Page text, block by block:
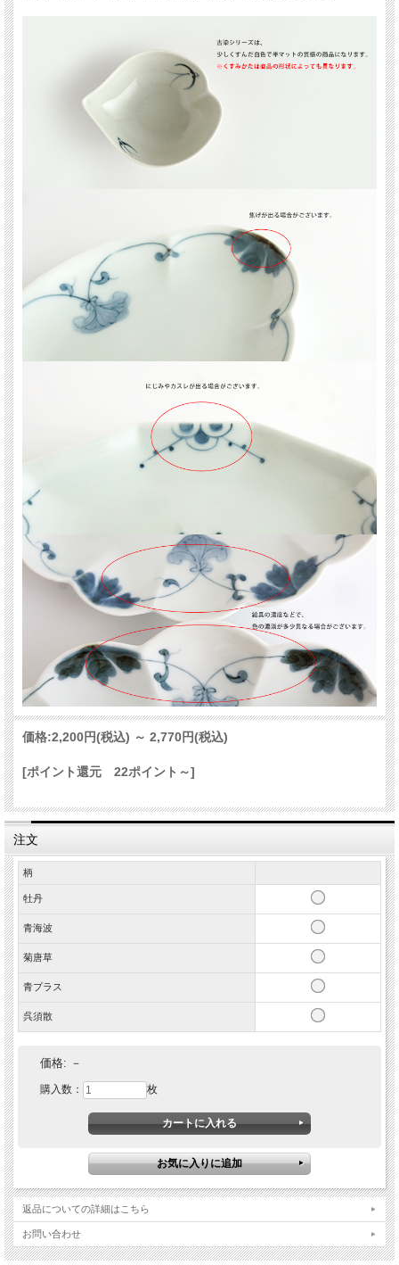
価格:2,200円(税込) ～ 2,770円(税込)
[ポイント還元 22ポイント～]
注文
柄
牡丹
青海波
菊唐草
青プラス
呉須散
価格: －
購入数： 枚
返品についての詳細はこちら
お問い合わせ